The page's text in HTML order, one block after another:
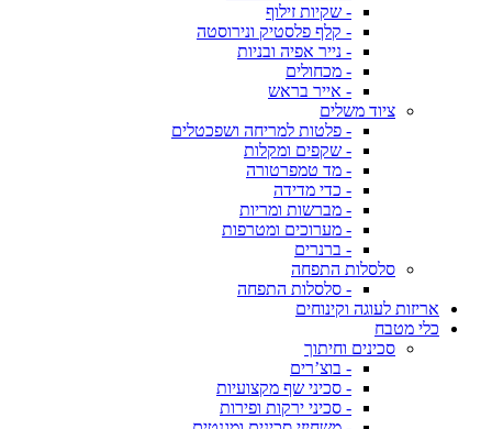
- שקיות זילוף
- קלף פלסטיק ונירוסטה
- נייר אפיה ובניות
- מכחולים
- אייר בראש
ציוד משלים
- פלטות למריחה ושפכטלים
- שקפים ומקלות
- מד טמפרטורה
- כדי מדידה
- מברשות ומריות
- מערוכים ומטרפות
- ברנרים
סלסלות התפחה
- סלסלות התפחה
אריזות לעוגה וקינוחים
כלי מטבח
סכינים וחיתוך
- בוצ’רים
- סכיני שף מקצועיות
- סכיני ירקות ופירות